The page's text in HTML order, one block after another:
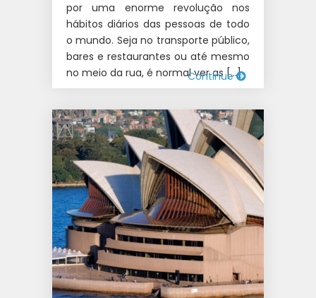
por uma enorme revolução nos
hábitos diários das pessoas de todo
o mundo. Seja no transporte público,
bares e restaurantes ou até mesmo
no meio da rua, é normal ver as […]
Continue